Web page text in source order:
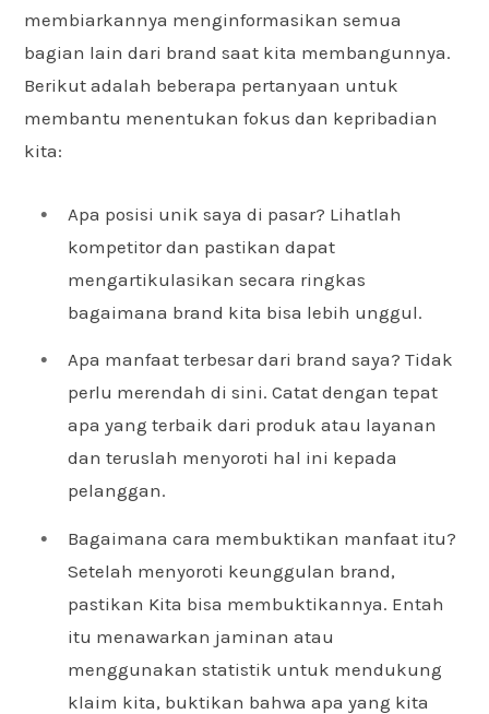
membiarkannya menginformasikan semua
bagian lain dari brand saat kita membangunnya.
Berikut adalah beberapa pertanyaan untuk
membantu menentukan fokus dan kepribadian
kita:
Apa posisi unik saya di pasar? Lihatlah
kompetitor dan pastikan dapat
mengartikulasikan secara ringkas
bagaimana brand kita bisa lebih unggul.
Apa manfaat terbesar dari brand saya? Tidak
perlu merendah di sini. Catat dengan tepat
apa yang terbaik dari produk atau layanan
dan teruslah menyoroti hal ini kepada
pelanggan.
Bagaimana cara membuktikan manfaat itu?
Setelah menyoroti keunggulan brand,
pastikan Kita bisa membuktikannya. Entah
itu menawarkan jaminan atau
menggunakan statistik untuk mendukung
klaim kita, buktikan bahwa apa yang kita